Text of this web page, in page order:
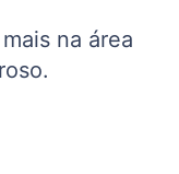
na área